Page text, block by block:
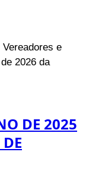
e
2026 da
DE 2025